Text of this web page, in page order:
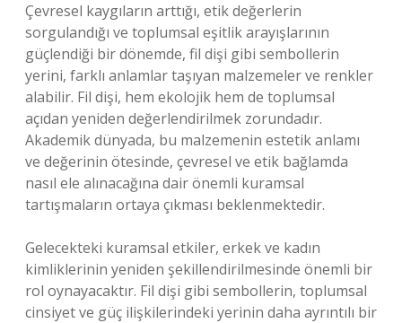
Çevresel kaygıların arttığı, etik değerlerin
sorgulandığı ve toplumsal eşitlik arayışlarının
güçlendiği bir dönemde, fil dişi gibi sembollerin
yerini, farklı anlamlar taşıyan malzemeler ve renkler
alabilir. Fil dişi, hem ekolojik hem de toplumsal
açıdan yeniden değerlendirilmek zorundadır.
Akademik dünyada, bu malzemenin estetik anlamı
ve değerinin ötesinde, çevresel ve etik bağlamda
nasıl ele alınacağına dair önemli kuramsal
tartışmaların ortaya çıkması beklenmektedir.
Gelecekteki kuramsal etkiler, erkek ve kadın
kimliklerinin yeniden şekillendirilmesinde önemli bir
rol oynayacaktır. Fil dişi gibi sembollerin, toplumsal
cinsiyet ve güç ilişkilerindeki yerinin daha ayrıntılı bir